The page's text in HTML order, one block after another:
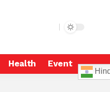
Health Event